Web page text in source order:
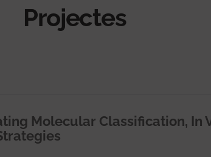
Projectes
Molecular Classification, In